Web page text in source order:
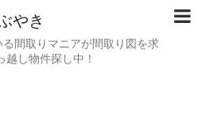
やき
間取りマニアが間取り図を求
し物件探し中！